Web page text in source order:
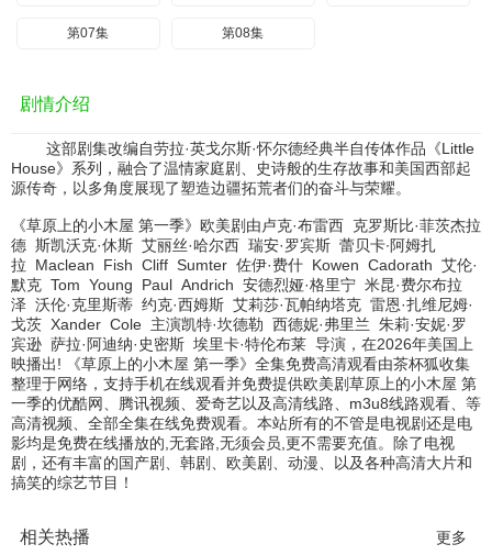
第07集 第08集
剧情介绍
这部剧集改编自劳拉·英戈尔斯·怀尔德经典半自传体作品《Little
House》系列，融合了温情家庭剧、史诗般的生存故事和美国西部起
源传奇，以多角度展现了塑造边疆拓荒者们的奋斗与荣耀。
《草原上的小木屋 第一季》欧美剧由卢克·布雷西 克罗斯比·菲茨杰拉
德 斯凯沃克·休斯 艾丽丝·哈尔西 瑞安·罗宾斯 蕾贝卡∙阿姆扎
拉
Maclean Fish Cliff Sumter 佐伊·费什 Kowen Cadorath 艾伦·
默克 Tom Young Paul Andrich 安德烈娅·格里宁 米昆·费尔布拉
泽 沃伦·克里斯蒂 约克·西姆斯 艾莉莎·瓦帕纳塔克 雷恩·扎维尼姆·
戈茨 Xander Cole 主演凯特·坎德勒 西德妮·弗里兰 朱莉·安妮·罗
宾逊 萨拉·阿迪纳·史密斯 埃里卡·特伦布莱 导演，在2026年美国上
映播出! 《草原上的小木屋 第一季》全集免费高清观看由茶杯狐收集
整理于网络，支持手机在线观看并免费提供欧美剧草原上的小木屋 第
一季的优酷网、腾讯视频、爱奇艺以及高清线路、m3u8线路观看、等
高清视频、全部全集在线免费观看。本站所有的不管是电视剧还是电
影均是免费在线播放的,无套路,无须会员,更不需要充值。除了电视
剧，还有丰富的国产剧、韩剧、欧美剧、动漫、以及各种高清大片和
搞笑的综艺节目！
相关热播 更多